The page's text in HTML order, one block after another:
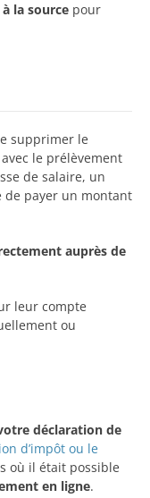
la source pour
supprimer le
le prélèvement
de salaire, un
de payer un montant
auprès de
leur compte
ou
déclaration de
d’impôt ou le
où il était possible
en ligne.